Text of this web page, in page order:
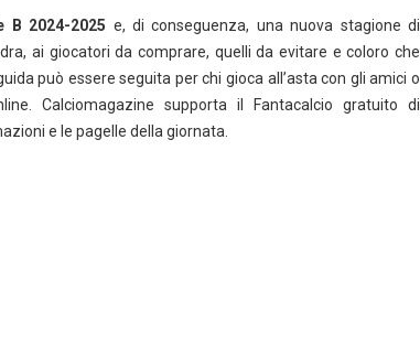
B 2024-2025 e, di conseguenza, una nuova stagione di
ai giocatori da comprare, quelli da evitare e coloro che
può essere seguita per chi gioca all’asta con gli amici o
Calciomagazine supporta il Fantacalcio gratuito di
e le pagelle della giornata.